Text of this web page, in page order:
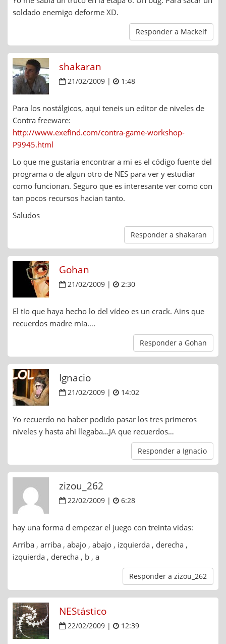
soldado enemigo deforme XD.
Responder a Mackelf
shakaran
21/02/2009 | 1:48
Para los nostálgicos, aqui teneis un editor de niveles de
Contra freeware:
http://www.exefind.com/contra-game-workshop-
P9945.html
Lo que me gustaria encontrar a mi es el código fuente del
programa o de algun otro de NES para ver y estudiar
como funcionan. Seguro que es interesante ver como con
tan pocos recursos hacian tanto.
Saludos
Responder a shakaran
Gohan
21/02/2009 | 2:30
El tío que haya hecho lo del vídeo es un crack. Ains que
recuerdos madre mía….
Responder a Gohan
Ignacio
21/02/2009 | 14:02
Yo recuerdo no haber podido pasar los tres primeros
niveles y hasta ahi llegaba…JA que recuerdos…
Responder a Ignacio
zizou_262
22/02/2009 | 6:28
hay una forma d empezar el juego con treinta vidas:
Arriba , arriba , abajo , abajo , izquierda , derecha ,
izquierda , derecha , b , a
Responder a zizou_262
NEStástico
22/02/2009 | 12:39